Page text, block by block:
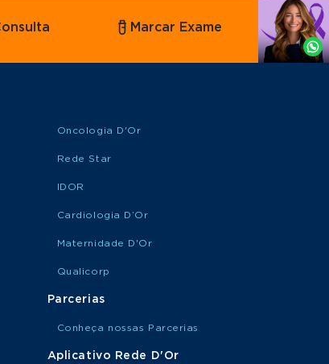
Agende
Whatsapp
Marcar Exame
Oncologia D'Or
Rede Star
IDOR
Cardiologia D’Or
Maternidade D'Or
Qualicorp
Parcerias
Conheça nossas Parcerias
Aplicativo Rede D'Or